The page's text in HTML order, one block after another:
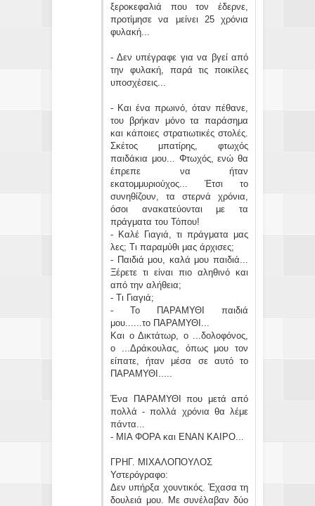
ξεροκεφαλιά που τον έδερνε,
προτίμησε να μείνει 25 χρόνια
φυλακή...
- Δεν υπέγραφε για να βγεί από
την φυλακή, παρά τις ποικίλες
υποσχέσεις...
- Και ένα πρωινό, όταν πέθανε,
του βρήκαν μόνο τα παράσημα
και κάποιες στρατιωτικές στολές.
Σκέτος μπατίρης, φτωχός
παιδάκια μου... Φτωχός, ενώ θα
έπρεπε να ήταν
εκατομμυριούχος... Έτσι το
συνηθίζουν, τα στερνά χρόνια,
όσοι ανακατεύονται με τα
πράγματα του Τόπου!
- Καλέ Γιαγιά, τι πράγματα μας
λες; Τι παραμύθι μας άρχισες;
- Παιδιά μου, καλά μου παιδιά...
Ξέρετε τι είναι πιο αληθινό και
από την αλήθεια;
- Τι Γιαγιά;
- Το ΠΑΡΑΜΥΘΙ παιδιά
μου......το ΠΑΡΑΜΥΘΙ...
Και ο Δικτάτωρ, ο ...δολοφόνος,
ο ...Δράκουλας, όπως μου τον
είπατε, ήταν μέσα σε αυτό το
ΠΑΡΑΜΥΘΙ.....
Ένα ΠΑΡΑΜΥΘΙ που μετά από
πολλά - πολλά χρόνια θα λέμε
πάντα...
- ΜΙΑ ΦΟΡΑ και ΕΝΑΝ ΚΑΙΡΟ...
ΓΡΗΓ. ΜΙΧΑΛΟΠΟΥΛΟΣ
Υστερόγραφο:
Δεν υπήρξα χουντικός. Έχασα τη
δουλειά μου. Με συνέλαβαν δύο